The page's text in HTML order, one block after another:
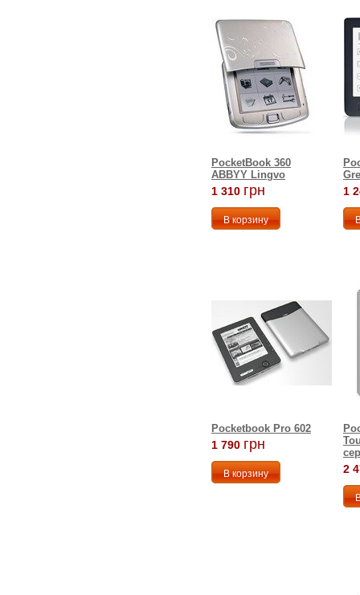
PocketBook 360
ABBYY Lingvo
1 310 грн 1
Pocketbook Pro 602
1 790 грн
2